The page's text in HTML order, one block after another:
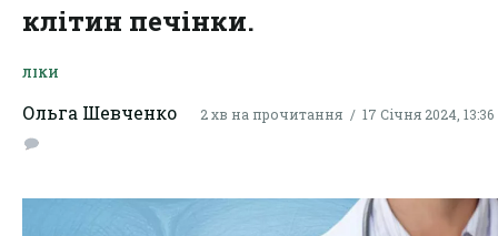
клітин печінки.
ЛІКИ
Ольга Шевченко 2 хв на прочитання 17 Січня 2024, 13:36